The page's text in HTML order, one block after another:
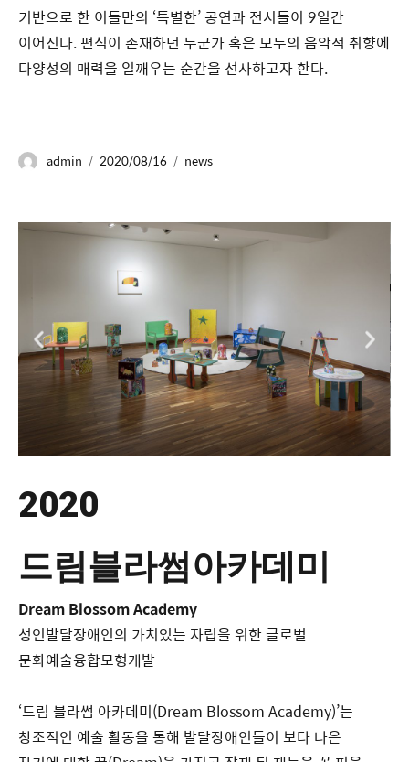
기반으로 한 이들만의 ‘특별한’ 공연과 전시들이 9일간
이어진다. 편식이 존재하던 누군가 혹은 모두의 음악적 취향에
다양성의 매력을 일깨우는 순간을 선사하고자 한다.
admin 2020/08/16 news
2020
드림블라썸아카데미
Dream Blossom Academy
성인발달장애인의 가치있는 자립을 위한 글로벌
문화예술융합모형개발
‘드림 블라썸 아카데미(Dream Blossom Academy)’는
창조적인 예술 활동을 통해 발달장애인들이 보다 나은